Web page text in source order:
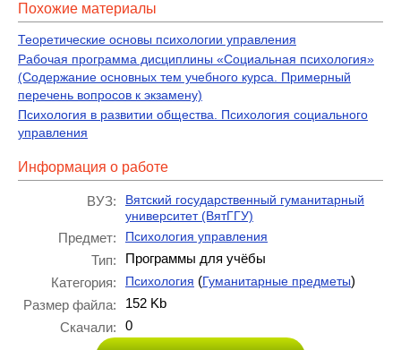
Похожие материалы
Теоретические основы психологии управления
Рабочая программа дисциплины «Социальная психология»
(Содержание основных тем учебного курса. Примерный
перечень вопросов к экзамену)
Психология в развитии общества. Психология социального
управления
Информация о работе
ВУЗ:
Вятский государственный гуманитарный
университет (ВятГГУ)
Предмет: Психология управления
Тип:
Программы для учёбы
Категория:
Психология (Гуманитарные предметы)
Размер файла:
152 Kb
Скачали:
0